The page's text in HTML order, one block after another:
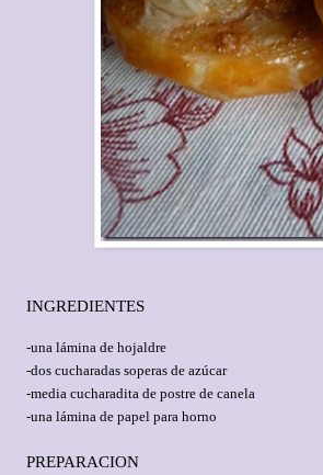
INGREDIENTES
-una lámina de hojaldre
-dos cucharadas soperas de azúcar
-media cucharadita de postre de canela
-una lámina de papel para horno
PREPARACION